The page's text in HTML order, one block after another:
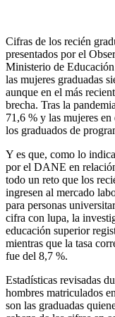
Cifras de los recién
presentados por el
Ministerio de
las mujeres graduadas
aunque en el más
brecha. Tras la
71,6 % y las mujeres
los graduados de
Y es que, como lo
por el DANE en
todo un reto que los
ingresen al mercado
para personas
cifra con lupa, la
educación superior
mientras que la tasa
fue del 8,7 %.
Estadísticas revisadas
hombres matriculados
son las graduadas